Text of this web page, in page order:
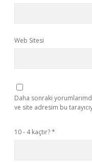
Web Sitesi
Daha sonraki
ve site adresim bu
10 - 4 kaçtır?*